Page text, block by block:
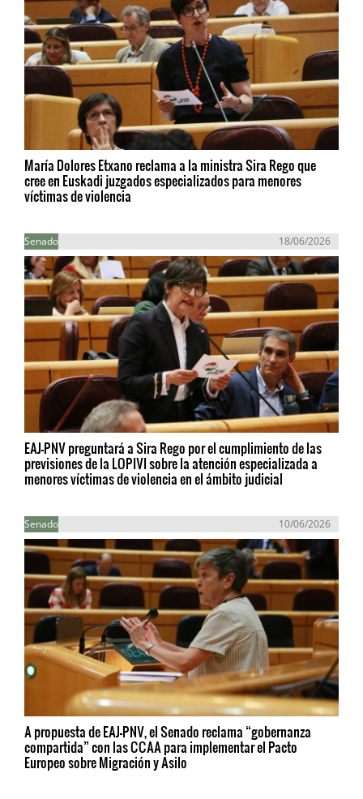
María Dolores Etxano reclama a la ministra Sira Rego que
cree en Euskadi juzgados especializados para menores
víctimas de violencia
Senado 18/06/2026
EAJ-PNV preguntará a Sira Rego por el cumplimiento de las
previsiones de la LOPIVI sobre la atención especializada a
menores víctimas de violencia en el ámbito judicial
Senado 10/06/2026
A propuesta de EAJ-PNV, el Senado reclama “gobernanza
compartida” con las CCAA para implementar el Pacto
Europeo sobre Migración y Asilo